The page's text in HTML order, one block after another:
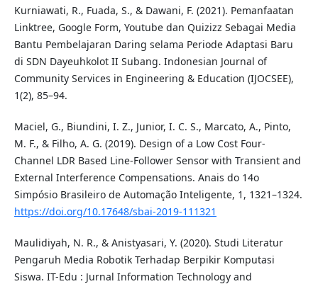
Kurniawati, R., Fuada, S., & Dawani, F. (2021). Pemanfaatan
Linktree, Google Form, Youtube dan Quizizz Sebagai Media
Bantu Pembelajaran Daring selama Periode Adaptasi Baru
di SDN Dayeuhkolot II Subang. Indonesian Journal of
Community Services in Engineering & Education (IJOCSEE),
1(2), 85–94.
Maciel, G., Biundini, I. Z., Junior, I. C. S., Marcato, A., Pinto,
M. F., & Filho, A. G. (2019). Design of a Low Cost Four-
Channel LDR Based Line-Follower Sensor with Transient and
External Interference Compensations. Anais do 14o
Simpósio Brasileiro de Automação Inteligente, 1, 1321–1324.
https://doi.org/10.17648/sbai-2019-111321
Maulidiyah, N. R., & Anistyasari, Y. (2020). Studi Literatur
Pengaruh Media Robotik Terhadap Berpikir Komputasi
Siswa. IT-Edu : Jurnal Information Technology and